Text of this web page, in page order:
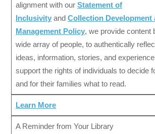
alignment with our Statement of
Inclusivity and Collection Development
Management Policy, we provide content
wide array of people, to authentically
ideas, information, stories, and
support the rights of individuals to decide
and for their families what to read.
Learn More
A Reminder from Your Library